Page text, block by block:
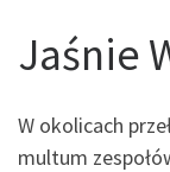
Jaśnie
W okolicach
multum